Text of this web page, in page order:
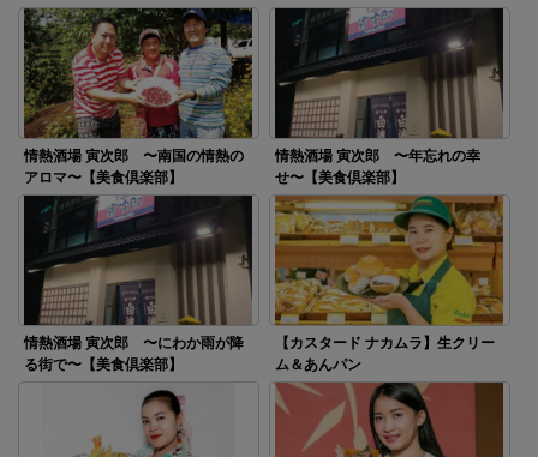
情熱酒場 寅次郎 〜南国の情熱の
アロマ〜【美食倶楽部】
情熱酒場 寅次郎 〜年忘れの幸
せ〜【美食倶楽部】
情熱酒場 寅次郎 〜にわか雨が降
る街で〜【美食倶楽部】
【カスタード ナカムラ】生クリー
ム＆あんパン